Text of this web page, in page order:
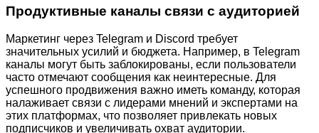
Продуктивные каналы связи с аудиторией
Маркетинг через Telegram и Discord требует
значительных усилий и бюджета. Например, в Telegram
каналы могут быть заблокированы, если пользователи
часто отмечают сообщения как неинтересные. Для
успешного продвижения важно иметь команду, которая
налаживает связи с лидерами мнений и экспертами на
этих платформах, что позволяет привлекать новых
подписчиков и увеличивать охват аудитории.